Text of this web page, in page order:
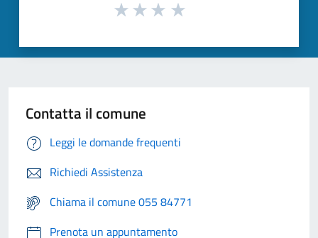
Contatta il comune
Leggi le domande frequenti
Richiedi Assistenza
Chiama il comune 055 84771
Prenota un appuntamento